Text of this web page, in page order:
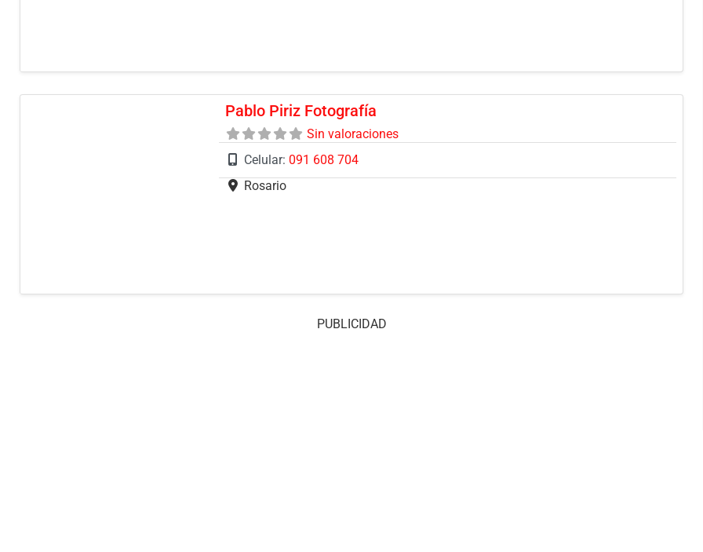
Pablo Piriz Fotografía
Sin valoraciones
Celular: 091 608 704
Rosario
PUBLICIDAD